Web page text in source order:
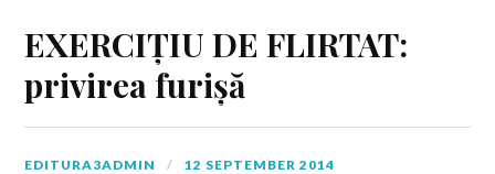
EXERCIȚIU DE FLIRTAT:
privirea furișă
EDITURA3ADMIN 12 SEPTEMBER 2014